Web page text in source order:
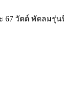
วัตต์ พัดลมรุ่